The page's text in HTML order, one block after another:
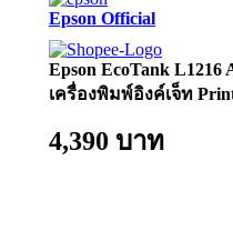
Epson Official
Epson EcoTank L1216
เครื่องพิมพ์อิงค์เจ็ท
4,390 บาท